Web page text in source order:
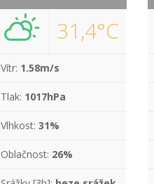
31,4°C
Vítr: 1.58m/s
Tlak: 1017hPa
Vlhkost:31%
Oblačnost: 26%